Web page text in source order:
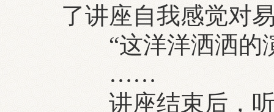
了讲座自我感觉对
“这洋洋洒洒的
……
讲座结束后，听